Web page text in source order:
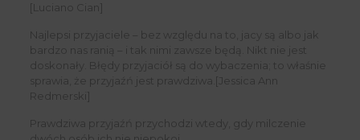
[Luciano Cian]
Najlepsi przyjaciele – bez względu na to, jacy są albo jak
bardzo nas ranią – i tak nimi zawsze będą. Nikt nie jest
doskonały. Błędy przyjaciół są do wybaczenia; to właśnie
sprawia, że przyjaźń jest prawdziwa.[Jessica Ann
Redmerski]
Prawdziwa przyjaźń przychodzi wtedy, gdy milczenie